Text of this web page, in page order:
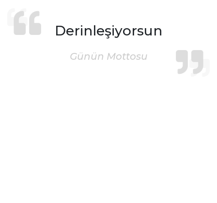
Derinleşiyorsun
Günün Mottosu